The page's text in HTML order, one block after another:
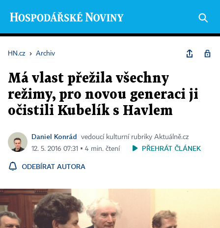
HN.cz › Archiv
Má vlast přežila všechny
režimy, pro novou generaci ji
očistili Kubelík s Havlem
Daniel Konrád
vedoucí kulturní rubriky Aktuálně.cz
12. 5. 2016 07:31 ▪ 4 min. čtení
PŘEHRÁT ČLÁNEK
ODEBÍRAT AUTORA